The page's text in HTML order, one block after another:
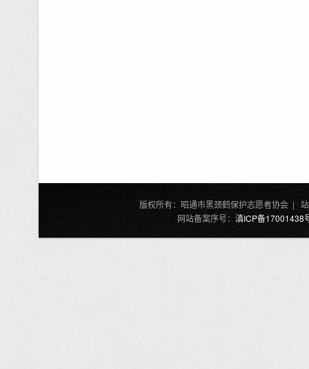
版权所有：昭通市黑颈鹤保护志愿者协会 |
网站备案序号： 滇ICP备17001438